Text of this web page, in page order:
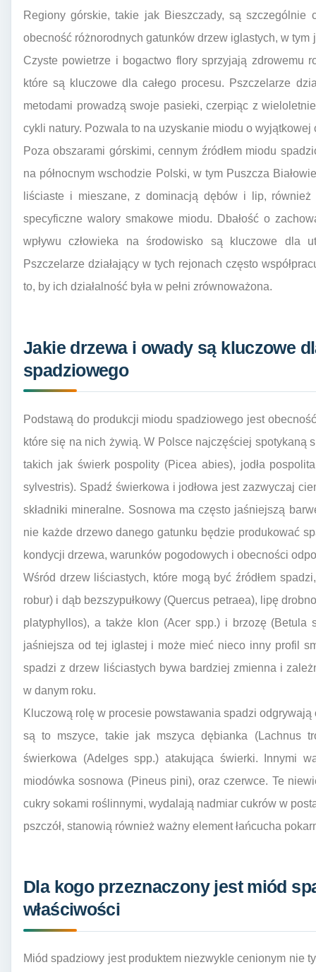
Regiony górskie, takie jak Bieszczady, są
obecność różnorodnych gatunków drzew iglastych, w tym
Czyste powietrze i bogactwo flory sprzyjają zdrowemu
które są kluczowe dla całego procesu. Pszczelarze
metodami prowadzą swoje pasieki, czerpiąc z
cykli natury. Pozwala to na uzyskanie miodu o
Poza obszarami górskimi, cennym źródłem miodu
na północnym wschodzie Polski, w tym Puszcza
liściaste i mieszane, z dominacją dębów i lip,
specyficzne walory smakowe miodu. Dbałość o
wpływu człowieka na środowisko są kluczowe dla
Pszczelarze działający w tych rejonach często
to, by ich działalność była w pełni zrównoważona.
Jakie drzewa i owady są kluczowe
spadziowego
Podstawą do produkcji miodu spadziowego jest
które się na nich żywią. W Polsce najczęściej spotykaną
takich jak świerk pospolity (Picea abies), jodła
sylvestris). Spadź świerkowa i jodłowa jest zazwyczaj
składniki mineralne. Sosnowa ma często jaśniejszą
nie każde drzewo danego gatunku będzie produkować
kondycji drzewa, warunków pogodowych i obecności
Wśród drzew liściastych, które mogą być źródłem
robur) i dąb bezszypułkowy (Quercus petraea), lipę
platyphyllos), a także klon (Acer spp.) i brzozę (Betula
jaśniejsza od tej iglastej i może mieć nieco inny profil
spadzi z drzew liściastych bywa bardziej zmienna i
w danym roku.
Kluczową rolę w procesie powstawania spadzi
są to mszyce, takie jak mszyca dębianka (Lachnus
świerkowa (Adelges spp.) atakująca świerki. Innymi
miodówka sosnowa (Pineus pini), oraz czerwce. Te
cukry sokami roślinnymi, wydalają nadmiar cukrów w
pszczół, stanowią również ważny element łańcucha
Dla kogo przeznaczony jest miód
właściwości
Miód spadziowy jest produktem niezwykle cenionym nie